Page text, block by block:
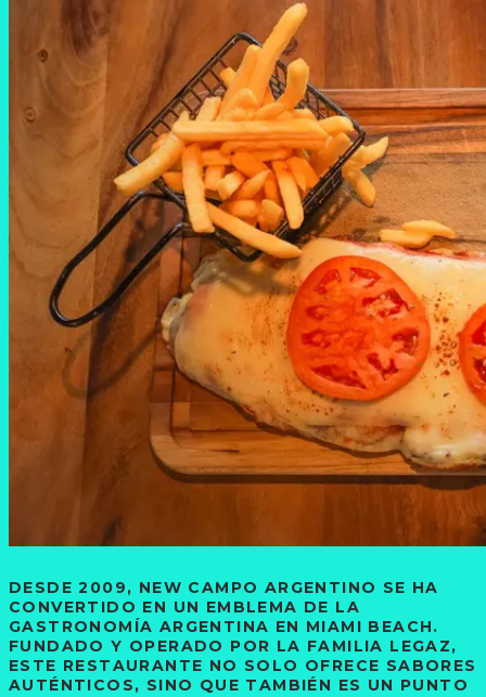
DESDE 2009, NEW CAMPO ARGENTINO SE HA
CONVERTIDO EN UN EMBLEMA DE LA
GASTRONOMÍA ARGENTINA EN MIAMI BEACH.
FUNDADO Y OPERADO POR LA FAMILIA LEGAZ,
ESTE RESTAURANTE NO SOLO OFRECE SABORES
AUTÉNTICOS, SINO QUE TAMBIÉN ES UN PUNTO